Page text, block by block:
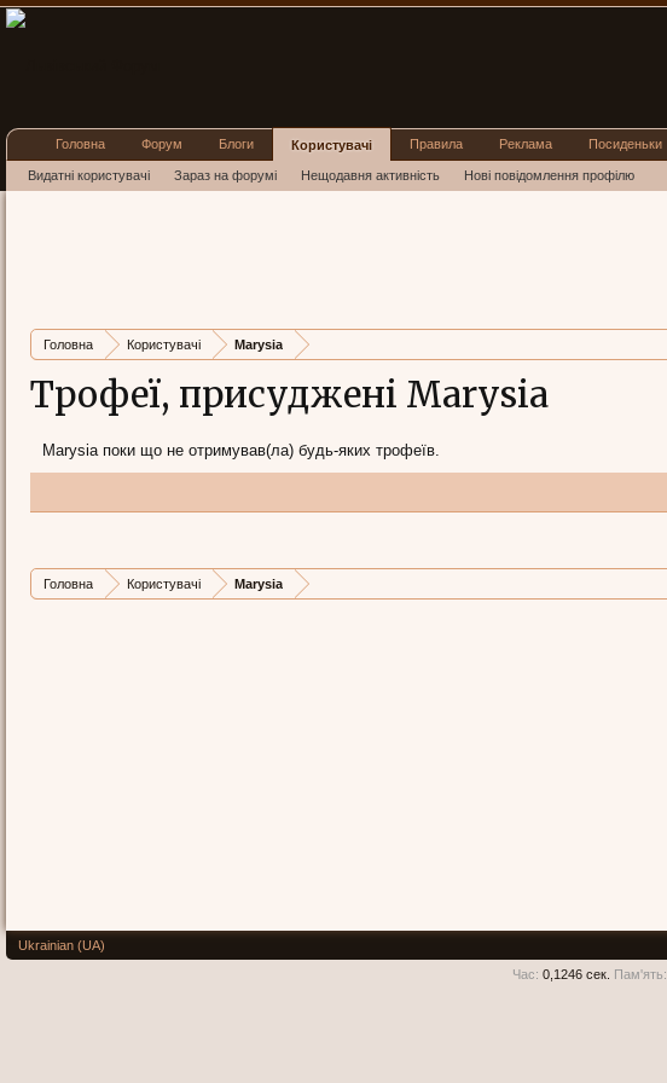
Головна Користувачі Marysia
Трофеї, присуджені Marysia
Marysia поки що не отримував(ла) будь-яких трофеїв.
Головна Користувачі Marysia
Головна Форум Блоги Користувачі
Видатні користувачі Зараз на форумі Нещодавня активність Нові повідомлення профілю
Правила Реклама Посиденьки
Ukrainian (UA)
Час: 0,1246 сек. Пам'ять: